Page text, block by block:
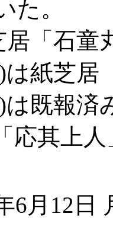
た。
「石童
紙芝居
既報済
応其上
6月12日